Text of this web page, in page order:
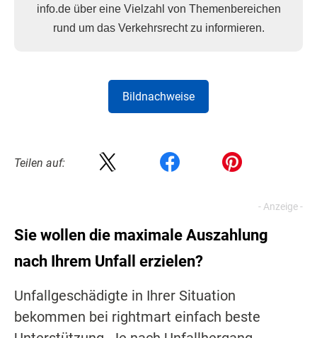
info.de über eine Vielzahl von Themenbereichen
rund um das Verkehrsrecht zu informieren.
Bildnachweise
Teilen auf:
Sie wollen die maximale Auszahlung
nach Ihrem Unfall erzielen?
Unfallgeschädigte in Ihrer Situation
bekommen bei rightmart einfach beste